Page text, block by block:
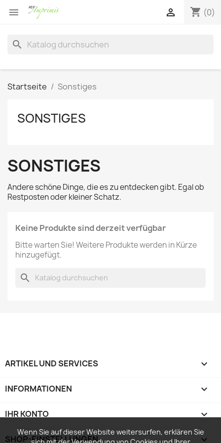
 shopping_cart (0)

search
Startseite Sonstiges
SONSTIGES
SONSTIGES
Andere schöne Dinge, die es zu entdecken gibt. Egal ob
Restposten oder kleiner Schatz.
Keine Produkte sind derzeit verfügbar
Bitte warten Sie! Weitere Produkte werden in Kürze
hinzugefügt.
search
ARTIKEL UND SERVICES 
INFORMATIONEN 
IHR KONTO 
SHOP-EINSTELLUNGEN keyboard_arrow_down
Wenn Sie auf dieser Website weitersurfen, erklären Sie